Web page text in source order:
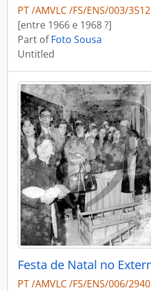
PT /AMVLC /FS/ENS/003/3512
[entre 1966 e 1968 ?]
Part ofFoto Sousa
Untitled
PT /AMVLC /FS/ENS/006/2940